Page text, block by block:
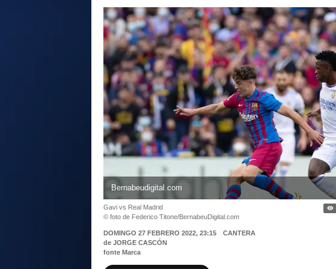
Bernabeudigital.com
Gavi vs Real Madrid
© foto de Federico Titone/BernabeuDigital.com
DOMINGO 27 FEBRERO 2022, 23:15
CANTERA
de JORGE CASCÓN
fonte Marca